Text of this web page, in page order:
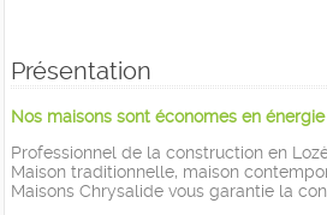
Présentation
Nos maisons sont économes en
Professionnel de la construction en
Maison traditionnelle, maison
Maisons Chrysalide vous garantie la